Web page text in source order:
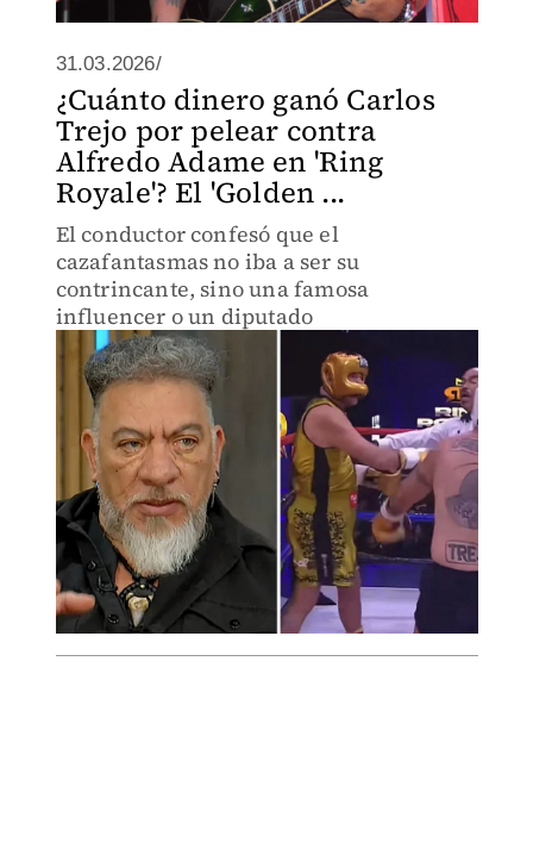
31.03.2026/
¿Cuánto dinero ganó Carlos
Trejo por pelear contra
Alfredo Adame en 'Ring
Royale'? El 'Golden ...
El conductor confesó que el
cazafantasmas no iba a ser su
contrincante, sino una famosa
influencer o un diputado